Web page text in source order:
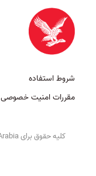
شروط استفاده
مقررات امنیت خصوصی
کلیه حقوق برای Media Arabia محفوظ است